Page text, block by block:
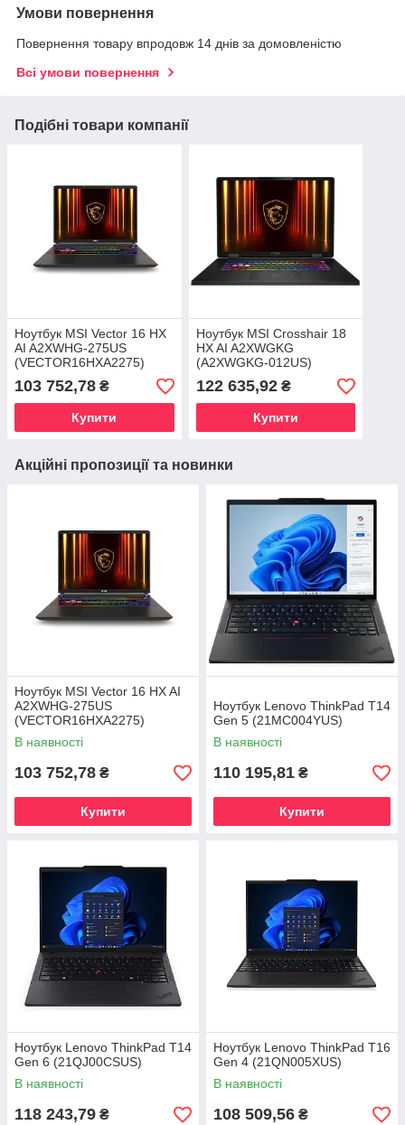
Умови повернення
Повернення товару впродовж 14 днів за домовленістю
Всі умови повернення
Подібні товари компанії
Ноутбук MSI Vector 16 HX
AI A2XWHG-275US
(VECTOR16HXA2275)
103 752,78 ₴
Купити
Ноутбук MSI Crosshair 18
HX AI A2XWGKG
(A2XWGKG-012US)
122 635,92₴
Купити
Акційні пропозиції та новинки
Ноутбук MSI Vector 16 HX AI
A2XWHG-275US
(VECTOR16HXA2275)
В наявності
103 752,78 ₴
Купити
Ноутбук Lenovo ThinkPad T14
Gen 5 (21MC004YUS)
В наявності
110 195,81 ₴
Купити
Ноутбук Lenovo ThinkPad T14
Gen 6 (21QJ00CSUS)
В наявності
118 243,79 ₴
Ноутбук Lenovo ThinkPad T16
Gen 4 (21QN005XUS)
В наявності
108 509,56 ₴